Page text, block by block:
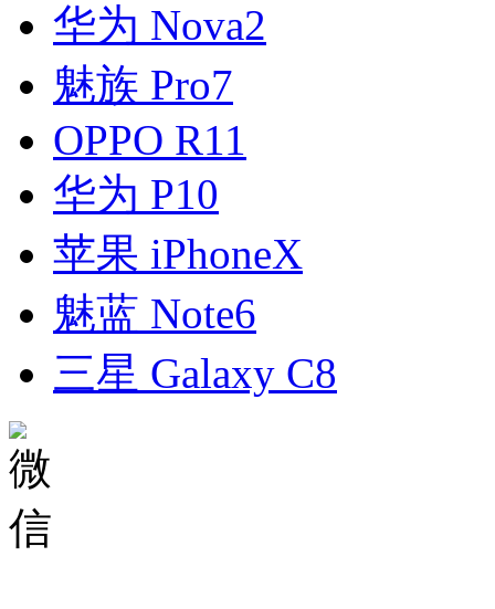
华为 Nova2
魅族 Pro7
OPPO R11
华为 P10
苹果 iPhoneX
魅蓝 Note6
三星 Galaxy C8